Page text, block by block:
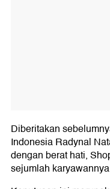
Diberitakan
Indonesia Radynal
dengan berat hati,
sejumlah